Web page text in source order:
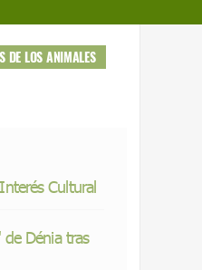
DE LOS ANIMALES
Cultural
Dénia tras